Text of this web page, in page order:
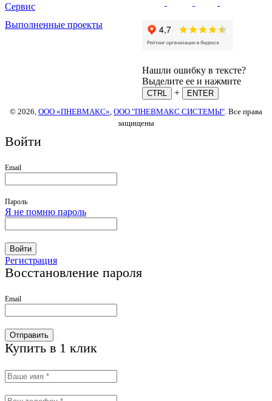
Сервис
Выполненные проекты
Нашли ошибку в тексте?
Выделите ее и нажмите
CTRL +
ENTER
© 2026, ООО «ПНЕВМАКС» ООО "ПНЕВМАКС СИСТЕМЫ" . Все права
защищены
Войти
Email
Пароль
Я не помню пароль
Войти
Регистрация
Восстановление пароля
Email
Отправить
Купить в 1 клик